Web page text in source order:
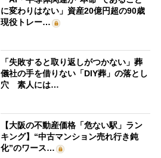
に変わりはない」資産20億円超の90歳
現役トレー…
「失敗すると取り返しがつかない」葬
儀社の手を借りない「DIY葬」の落とし
穴 素人には…
【大阪の不動産価格「危ない駅」ラン
キング】“中古マンション売れ行き鈍
化”のワース…